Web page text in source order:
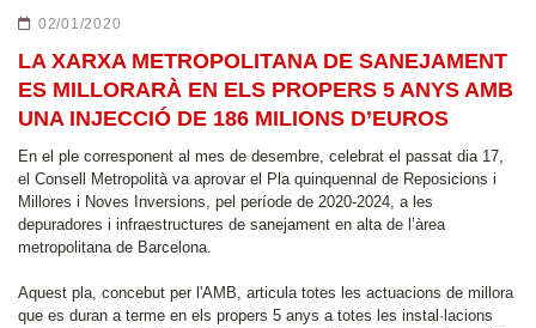
02/01/2020
‎LA XARXA METROPOLITANA DE SANEJAMENT
ES MILLORARÀ EN ELS PROPERS 5 ANYS AMB
UNA INJECCIÓ DE 186 MILIONS D’EUROS
En el ple corresponent al mes de desembre, celebrat el passat dia 17,
el Consell Metropolità va aprovar el Pla quinquennal de Reposicions i
Millores i Noves Inversions, pel període de 2020-2024, a les
depuradores i infraestructures de sanejament en alta de l’àrea
metropolitana de Barcelona.
Aquest pla, concebut per l'AMB, articula totes les actuacions de millora
que es duran a terme en els propers 5 anys a totes les instal·lacions